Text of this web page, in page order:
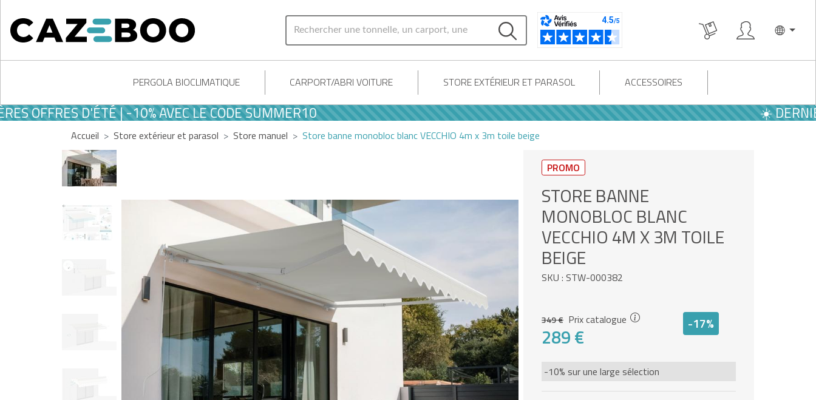
PERGOLA BIOCLIMATIQUE CARPORT/ABRI VOITURE STORE EXTÉRIEUR ET PARASOL ACCESSOIRES
D'ÉTÉ | -10% AVEC LE CODE SUMMER10 ☀️ DERNIÈRES
Accueil Store extérieur et parasol Store manuel Store banne monobloc blanc VECCHIO 4m x 3m toile beige
PROMO
STORE BANNE
MONOBLOC BLANC
VECCHIO 4M X 3M TOILE
BEIGE
SKU : STW-000382
349 € Prix catalogue
289 €
-17%
-10% sur une large sélection